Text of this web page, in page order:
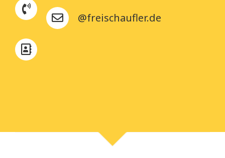
@freischaufler.de